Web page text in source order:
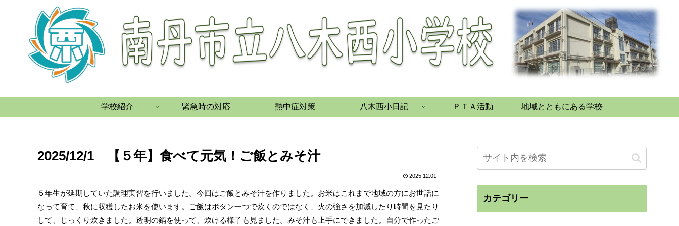
学校紹介 緊急時の対応 熱中症対策 八木西小日記 ＰＴＡ活動 地域とともにある学校
2025/12/1 【５年】食べて元気！ご飯とみそ汁
2025.12.01
５年生が延期していた調理実習を行いました。今回はご飯とみそ汁を作りました。お米はこれまで地域の方にお世話に
なって育て、秋に収穫したお米を使います。ご飯はボタン一つで炊くのではなく、火の強さを加減したり時間を見たり
して、じっくり炊きました。透明の鍋を使って、炊ける様子も見ました。みそ汁も上手にできました。自分で作ったご
カテゴリー